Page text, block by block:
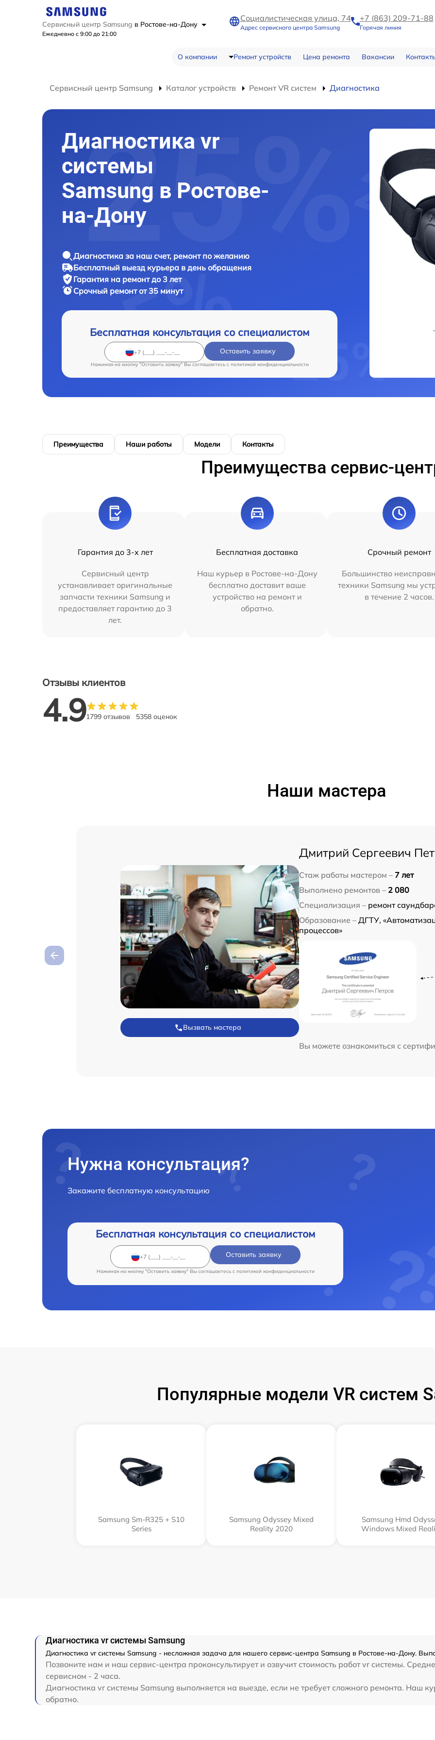
Сервисный центр Samsung в Ростове-на-Дону
Ежедневно с 9:00 до 21:00
Социалистическая улица, 74
Адрес сервисного центра Samsung
+7 (863) 209-71-88
Горячая линия
О компании Ремонт устройств Цена ремонта Вакансии
Сервисный центр Samsung Каталог устройств Ремонт VR систем Диагностика
Диагностика vr
системы
Samsung в Ростове-
на-Дону
Диагностика за наш счет, ремонт по желанию
Бесплатный выезд курьера в день обращения
Гарантия на ремонт до 3 лет
Срочный ремонт от 35 минут
Бесплатная консультация со специалистом
Оставить заявку
Нажимая на кнопку "Оставить заявку" Вы соглашаетесь c политикой конфиденциальности
Преимущества Наши работы Модели Контакты
Преимущества сервис-
Гарантия до 3-х лет
Сервисный центр
устанавливает оригинальные
запчасти техники Samsung и
предоставляет гарантию до 3
лет.
Бесплатная доставка
Наш курьер в Ростове-на-Дону
бесплатно доставит ваше
устройство на ремонт и
обратно.
Срочный ремонт
Большинство
техники Samsung мы
в течение 2 часов.
Отзывы клиентов
4.91799 отзывов 5358 оценок
Наши мастера
Вызвать мастера
Дмитрий Сергеевич
Стаж работы мастером – 7 лет
Выполнено ремонтов – 2 080
Специализация – ремонт
Образование – ДГТУ,
процессов»
Вы можете ознакомиться с
Нужна консультация?
Закажите бесплатную консультацию
Бесплатная консультация со специалистом
Оставить заявку
Нажимая на кнопку "Оставить заявку" Вы соглашаетесь c политикой конфиденциальности
Популярные модели VR систем
Samsung Sm-R325 + S10
Series
Samsung Odyssey Mixed
Reality 2020
Samsung Hmd
Windows Mixed
Диагностика vr системы Samsung
Диагностика vr системы Samsung - несложная задача для нашего сервис-центра Samsung в Ростове-на-Дону.
Позвоните нам и наш сервис-центра проконсультирует и озвучит стоимость работ vr системы.
сервисном - 2 часа.
Диагностика vr системы Samsung выполняется на выезде, если не требует сложного ремонта. Наш
обратно.